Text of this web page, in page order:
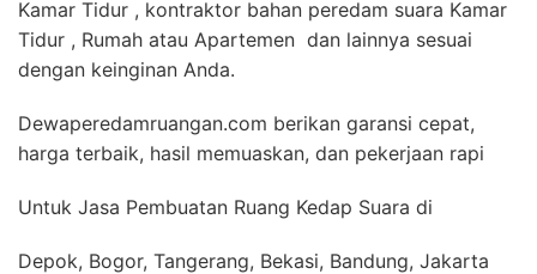
Kamar Tidur , kontraktor bahan peredam suara Kamar
Tidur , Rumah atau Apartemen dan lainnya sesuai
dengan keinginan Anda.
Dewaperedamruangan.com berikan garansi cepat,
harga terbaik, hasil memuaskan, dan pekerjaan rapi
Untuk Jasa Pembuatan Ruang Kedap Suara di
Depok, Bogor, Tangerang, Bekasi, Bandung, Jakarta